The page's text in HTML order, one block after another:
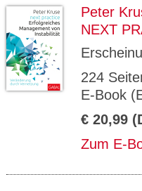
Peter
NEXT
224
E-Book
€ 20,99
Zum E-